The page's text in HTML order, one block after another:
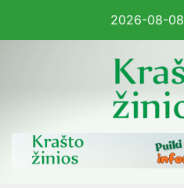
2026-08-08